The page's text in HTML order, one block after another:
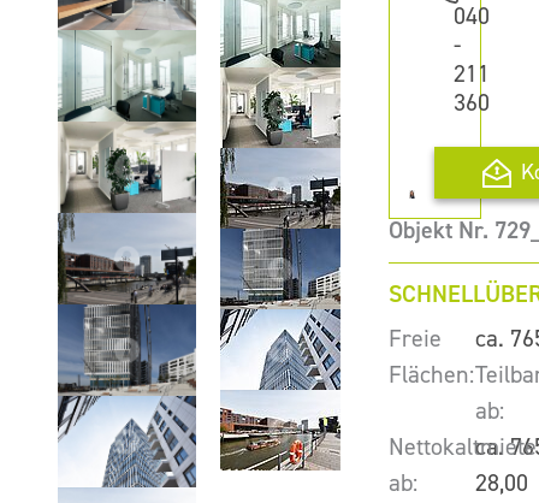
040
-
211
360
Objekt Nr.
Freie
Flächen:
ca.
ab:
ca.
Nettokaltmiete
ab:
28,00